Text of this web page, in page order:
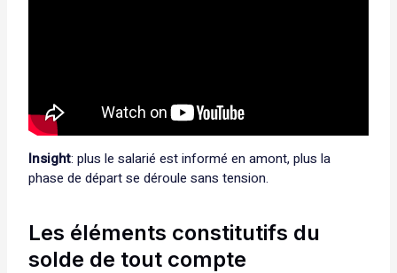
Insight: plus le salarié est informé en amont, plus la
phase de départ se déroule sans tension.
Les éléments constitutifs du
solde de tout compte